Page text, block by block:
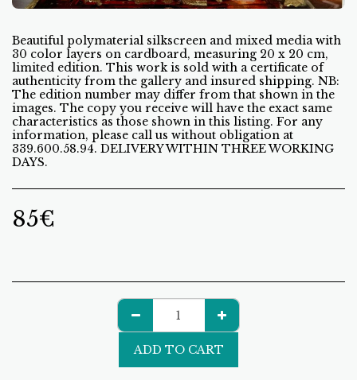
Beautiful polymaterial silkscreen and mixed media with
30 color layers on cardboard, measuring 20 x 20 cm,
limited edition. This work is sold with a certificate of
authenticity from the gallery and insured shipping. NB:
The edition number may differ from that shown in the
images. The copy you receive will have the exact same
characteristics as those shown in this listing. For any
information, please call us without obligation at
339.600.58.94. DELIVERY WITHIN THREE WORKING
DAYS.
85€
ADD TO CART